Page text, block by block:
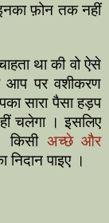
फ़ोन तक नहीं
था की वो ऐसे
आप पर वशीकरण
सारा पैसा हड़प
चलेगा । इसलिए
किसी अच्छे और
पाइए ।